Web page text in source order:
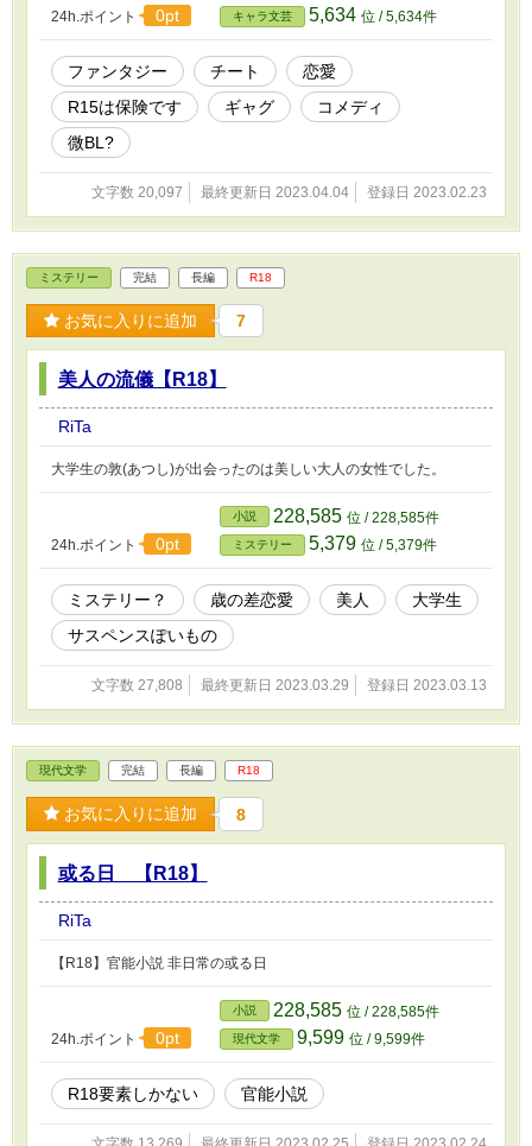
24h.ポイント 0pt キャラ文芸 5,634 位 / 5,634件
ファンタジー チート
恋愛
R15は保険です
ギャグ
コメディ
微BL?
文字数 20,097 最終更新日 2023.04.04 登録日 2023.02.23
ミステリー 完結 長編 R18
お気に入りに追加 7
美人の流儀【R18】
RiTa
大学生の敦(あつし)が出会ったのは美しい大人の女性でした。
24h.ポイント 0pt
小説 228,585 位 / 228,585件
ミステリー 5,379 位 / 5,379件
ミステリー？ 歳の差恋愛 美人
大学生
サスペンスぽいもの
文字数 27,808 最終更新日 2023.03.29 登録日 2023.03.13
現代文学 完結 長編 R18
お気に入りに追加 8
或る日 【R18】
RiTa
【R18】官能小説 非日常の或る日
24h.ポイント 0pt
小説 228,585 位 / 228,585件
現代文学 9,599 位 / 9,599件
R18要素しかない 官能小説